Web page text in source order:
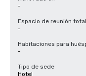
-
Espacio de reunión total
-
Habitaciones para
-
Tipo de sede
Hotel